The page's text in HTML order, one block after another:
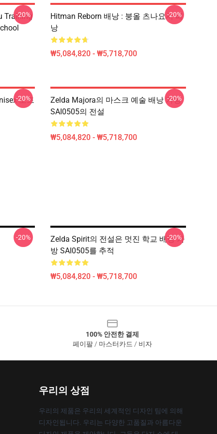
Training
-20%
Hitman Reborn 배낭 : 붕올 츠나요시 배
낭
₩5,084,820 - ₩5,718,700
-20%
노트
-20%
Zelda Majora의 마스크 예술 배낭 가방
SAI0505의 전설
₩5,084,820 - ₩5,718,700
-20%
-20%
Zelda Spirit의 전설은 멋진 학교 배낭 가
방 SAI0505를 추적
₩5,084,820 - ₩5,718,700
-20%
100% 안전한 결제
페이팔 / 마스터카드 / 비자
우리의 상점
우리의 제품은 우리의 세계적인 디자인 팀에 의해
디자인됩니다. 우리는 다양한 고품질과 아름다운